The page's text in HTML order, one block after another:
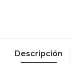
Descripción